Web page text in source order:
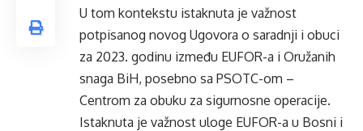
U tom kontekstu istaknuta je važnost
potpisanog novog Ugovora o saradnji i obuci
za 2023. godinu između EUFOR-a i Oružanih
snaga BiH, posebno sa PSOTC-om –
Centrom za obuku za sigurnosne operacije.
Istaknuta je važnost uloge EUFOR-a u Bosni i